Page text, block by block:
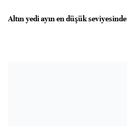
Altın yedi ayın en düşük seviyesinde